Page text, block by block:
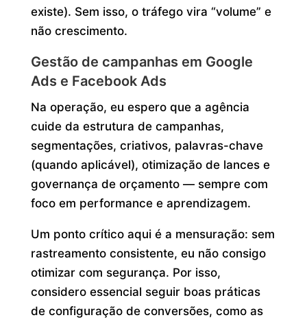
existe). Sem isso, o tráfego vira “volume” e
não crescimento.
Gestão de campanhas em Google
Ads e Facebook Ads
Na operação, eu espero que a agência
cuide da estrutura de campanhas,
segmentações, criativos, palavras-chave
(quando aplicável), otimização de lances e
governança de orçamento — sempre com
foco em performance e aprendizagem.
Um ponto crítico aqui é a mensuração: sem
rastreamento consistente, eu não consigo
otimizar com segurança. Por isso,
considero essencial seguir boas práticas
de configuração de conversões, como as